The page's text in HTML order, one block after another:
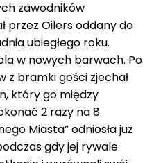
zawodników
przez Oilers oddany do
ubiegłego roku.
w nowych barwach. Po
z bramki gości zjechał
który go między
2 razy na 8
Miasta” odniosła już
gdy jej rywale